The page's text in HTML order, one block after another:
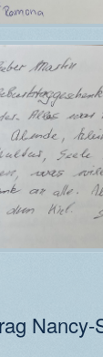
Nancy-